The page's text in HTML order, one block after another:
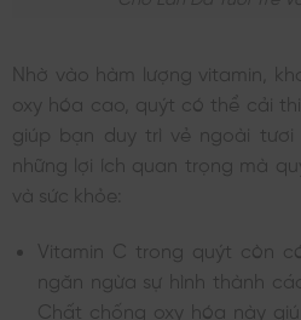
Nhờ vào hàm lượng vitamin,
oxy hóa cao, quýt có thể cải
giúp bạn duy trì vẻ ngoài
những lợi ích quan trọng mà
và sức khỏe:
Vitamin C trong quýt còn
ngăn ngừa sự hình thành
Chất chống oxy hóa này